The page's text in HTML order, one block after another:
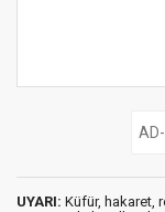
UYARI: Küfür, hakaret,